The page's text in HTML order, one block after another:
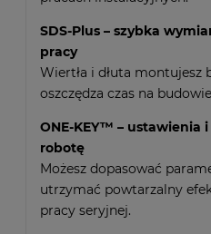
SDS-Plus – szybka
pracy
Wiertła i dłuta montujesz
oszczędza czas na
ONE-KEY™ – ustawienia
robotę
Możesz dopasować
utrzymać powtarzalny
pracy seryjnej.